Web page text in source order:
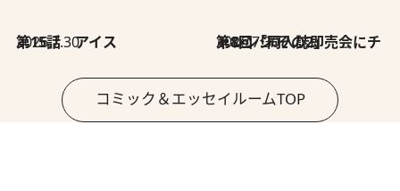
2026.7.30
第15話 アイス 2026.7.30
第8回「同人誌即売会にチャレンジ その2」
コミック＆エッセイルームTOP